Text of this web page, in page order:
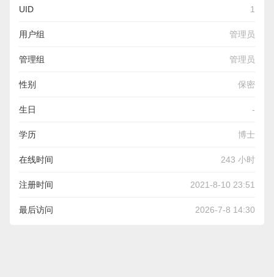
UID 1
用户组 管理员
管理组 管理员
性别 保密
生日 -
学历 博士
在线时间 243 小时
注册时间 2021-8-10 23:51
最后访问 2026-7-8 14:30